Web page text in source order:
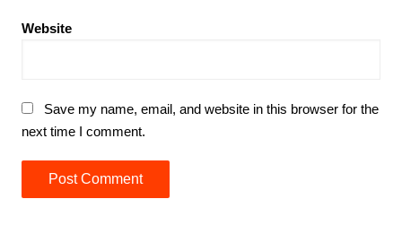
Website
Save my name, email, and website in this browser for the
next time I comment.